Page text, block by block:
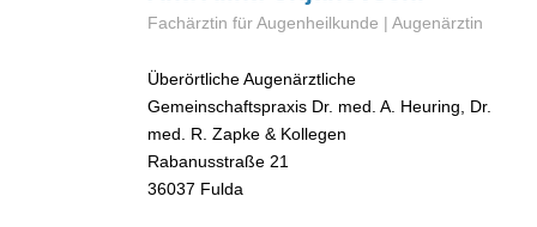
Fachärztin für Augenheilkunde | Augenärztin
Überörtliche Augenärztliche
Gemeinschaftspraxis Dr. med. A. Heuring, Dr.
med. R. Zapke & Kollegen
Rabanusstraße 21
36037 Fulda